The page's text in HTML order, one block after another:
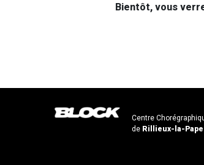
Bientôt, vous
Centre
de Rillieux-la-Pape